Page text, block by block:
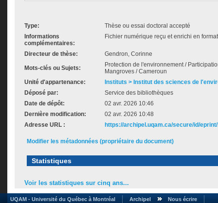
Type:
Thèse ou essai doctoral accepté
Informations
complémentaires:
Fichier numérique reçu et enrichi en
Directeur de thèse: Gendron, Corinne
Mots-clés ou Sujets:
Protection de l'environnement /
Mangroves / Cameroun
Unité d'appartenance:
Instituts > Institut des sciences de
Déposé par:
Service des bibliothèques
Date de dépôt:
02 avr. 2026 10:46
Dernière modification:
02 avr. 2026 10:48
Adresse URL :
https://archipel.uqam.ca/secure/id/
Modifier les métadonnées (propriétaire du document)
Statistiques
Voir les statistiques sur cinq ans...
UQAM - Université du Québec à Montréal Archipel Nous écrire